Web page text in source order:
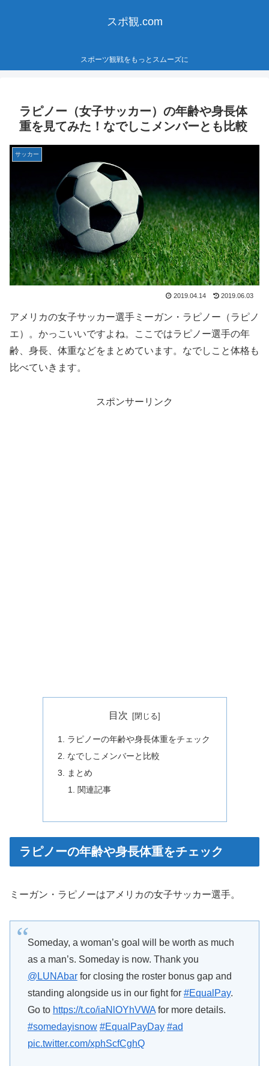
スポ観.com
スポーツ観戦をもっとスムーズに
ラピノー（女子サッカー）の年齢や身長体
重を見てみた！なでしこメンバーとも比較
サッカー
2019.04.14 2019.06.03
アメリカの女子サッカー選手ミーガン・ラピノー（ラピノ
エ）。かっこいいですよね。ここではラピノー選手の年
齢、身長、体重などをまとめています。なでしこと体格も
比べていきます。
スポンサーリンク
目次
ラピノーの年齢や身長体重をチェック
なでしこメンバーと比較
まとめ
関連記事
ラピノーの年齢や身長体重をチェック
ミーガン・ラピノーはアメリカの女子サッカー選手。
Someday, a woman’s goal will be worth as much
as a man’s. Someday is now. Thank you
@LUNAbarfor closing the roster bonus gap and
standing alongside us in our fight for #EqualPay.
Go to https://t.co/iaNlOYhVWAfor more details.
#somedayisnow #EqualPayDay #ad
pic.twitter.com/xphScfCghQ